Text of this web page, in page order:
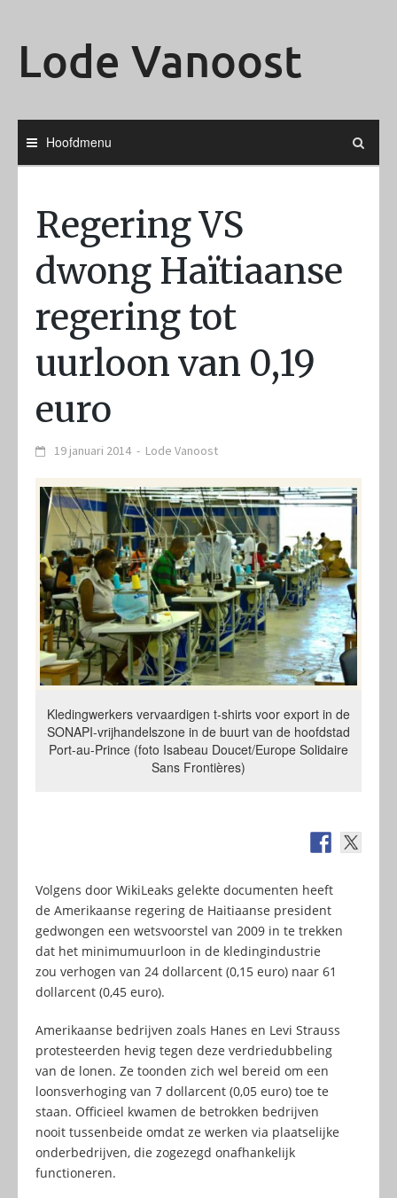
Lode Vanoost
Hoofdmenu
Regering VS
dwong Haïtiaanse
regering tot
uurloon van 0,19
euro
19 januari 2014 - Lode Vanoost
Kledingwerkers vervaardigen t-shirts voor export in de
SONAPI-vrijhandelszone in de buurt van de hoofdstad
Port-au-Prince (foto Isabeau Doucet/Europe Solidaire
Sans Frontières)
Volgens door WikiLeaks gelekte documenten heeft
de Amerikaanse regering de Haitiaanse president
gedwongen een wetsvoorstel van 2009 in te trekken
dat het minimumuurloon in de kledingindustrie
zou verhogen van 24 dollarcent (0,15 euro) naar 61
dollarcent (0,45 euro).
Amerikaanse bedrijven zoals Hanes en Levi Strauss
protesteerden hevig tegen deze verdriedubbeling
van de lonen. Ze toonden zich wel bereid om een
loonsverhoging van 7 dollarcent (0,05 euro) toe te
staan. Officieel kwamen de betrokken bedrijven
nooit tussenbeide omdat ze werken via plaatselijke
onderbedrijven, die zogezegd onafhankelijk
functioneren.